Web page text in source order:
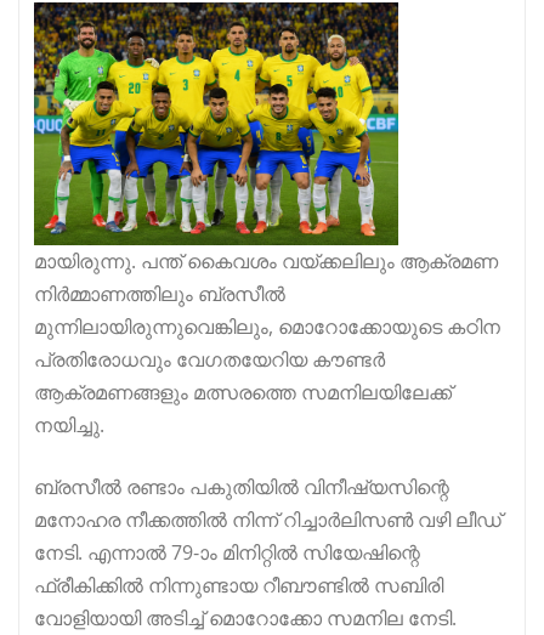
മായിരുന്നു. പന്ത് കൈവശം വയ്ക്കലിലും ആക്രമണ
നിർമ്മാണത്തിലും ബ്രസീൽ
മുന്നിലായിരുന്നുവെങ്കിലും, മൊറോക്കോയുടെ കഠിന
പ്രതിരോധവും വേഗതയേറിയ കൗണ്ടർ
ആക്രമണങ്ങളും മത്സരത്തെ സമനിലയിലേക്ക്
നയിച്ചു.
ബ്രസീൽ രണ്ടാം പകുതിയിൽ വിനീഷ്യസിന്റെ
മനോഹര നീക്കത്തിൽ നിന്ന് റിച്ചാർലിസൺ വഴി ലീഡ്
നേടി. എന്നാൽ 79-ാം മിനിറ്റിൽ സിയേഷിന്റെ
ഫ്രീകിക്കിൽ നിന്നുണ്ടായ റീബൗണ്ടിൽ സബിരി
വോളിയായി അടിച്ച് മൊറോക്കോ സമനില നേടി.